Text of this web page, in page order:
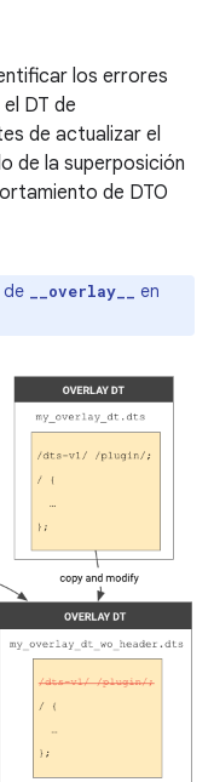
los errores
DT de
de actualizar el
de la superposición
de DTO
de __overlay__
en